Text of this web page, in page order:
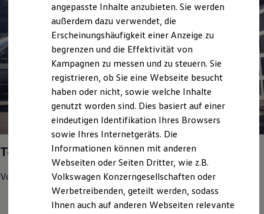
XTL-Dieselkraftstoff
Ersatzteile und Betriebsflüssigkeiten
Original Zubehör und Lifestyle Produkte
myVolkswagen
myVolkswagen Business
Elektrisch & Autonom
Elektro - & Hybridfahrzeuge
Unser Ansatz
Klimafreundlicher Strom
Reichweite & Ladelösungen
Reichweitensimulator
Ladezeitensimulator
Ladelösungen für Privatkunden
Ladelösungen für Gewerbekunden
Wallbox und Ladekabel
Förderung & Kosten der Elektrofahrzeuge
Fördermöglichkeiten für Privatkunden
Fördermöglichkeiten für Gewerbekunden
Top Service Partner 2025
Volkswagen Nutzfahrzeugehat uns in den Bereichen
Kundenzufriedenheit
angepasste Inhalte anzubieten. Sie werden
außerdem dazu verwendet, die
Erscheinungshäufigkeit einer Anzeige zu
begrenzen und die Effektivität von
Kampagnen zu messen und zu steuern. Sie
registrieren, ob Sie eine Webseite besucht
haben oder nicht, sowie welche Inhalte
genutzt worden sind. Dies basiert auf einer
eindeutigen Identifikation Ihres Browsers
sowie Ihres Internetgeräts. Die
Informationen können mit anderen
Webseiten oder Seiten Dritter, wie z.B.
Volkswagen Konzerngesellschaften oder
Werbetreibenden, geteilt werden, sodass
Ihnen auch auf anderen Webseiten relevante